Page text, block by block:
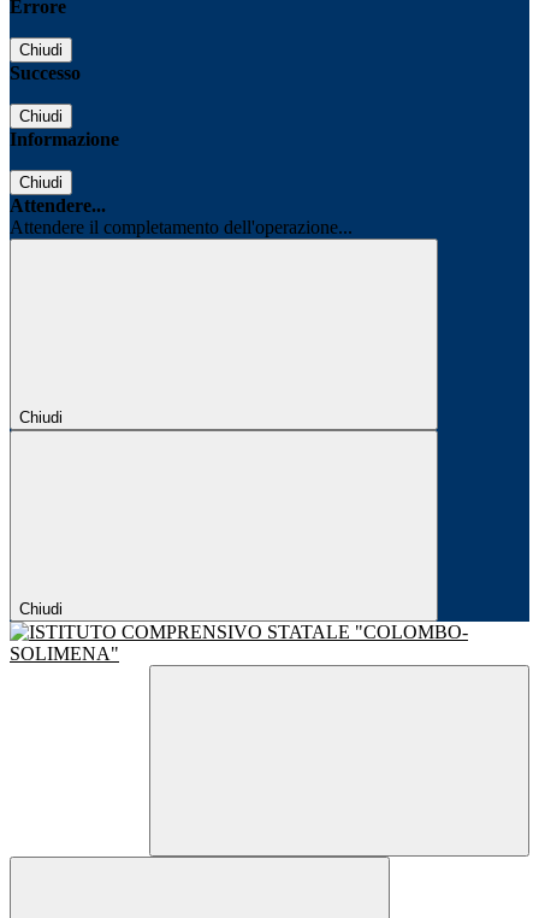
Errore
Chiudi
Successo
Chiudi
Informazione
Chiudi
Attendere...
Attendere il completamento dell'operazione...
Chiudi
Chiudi